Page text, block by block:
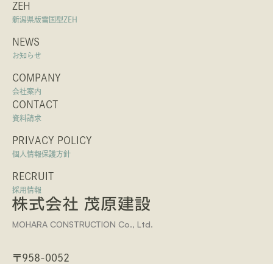
MOHARA CONSTRUCTION Co., Ltd.
〒958-0052
ZEH
新潟県版雪国型ZEH
NEWS
お知らせ
COMPANY
会社案内
CONTACT
資料請求
PRIVACY POLICY
個人情報保護方針
RECRUIT
採用情報